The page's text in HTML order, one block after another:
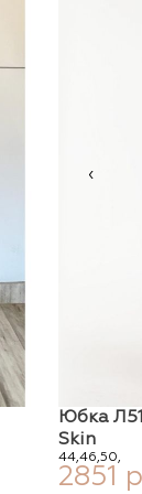
‹
Юбка
Skin
44,46,50,
2851